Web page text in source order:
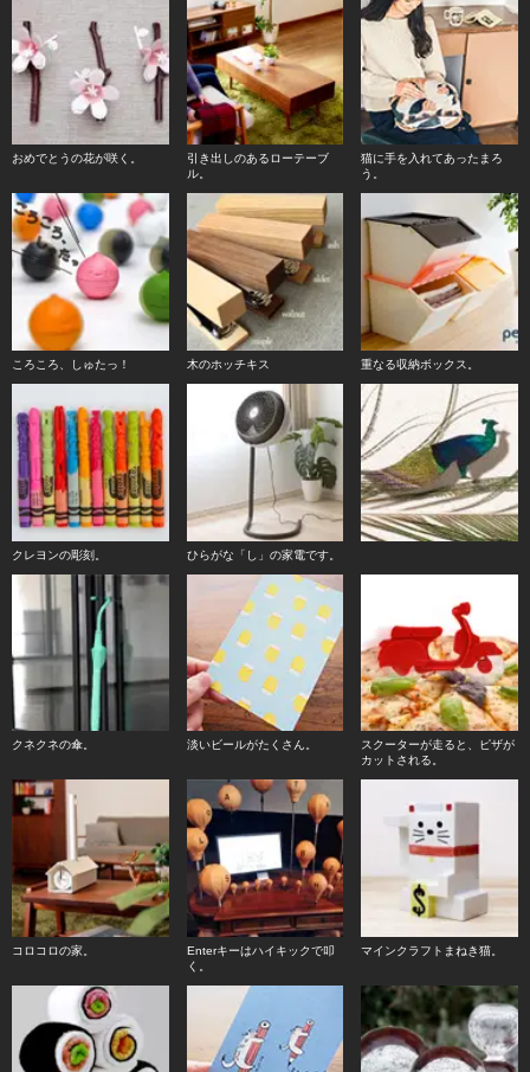
おめでとうの花が咲く。
引き出しのあるローテーブ
ル。
猫に手を入れてあったまろ
う。
ころころ、しゅたっ！ 木のホッチキス 重なる収納ボックス。
クレヨンの彫刻。 ひらがな「し」の家電です。
クネクネの傘。 淡いビールがたくさん。
スクーターが走ると、ピザが
カットされる。
コロコロの家。
Enterキーはハイキックで叩
く。
マインクラフトまねき猫。